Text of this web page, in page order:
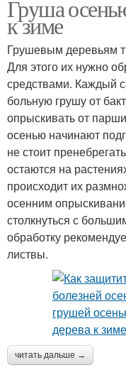
Груша
к зиме
Грушевым деревьям
Для этого их нужно
средствами. Каждый
больную грушу от
опрыскивать от
осенью начинают
не стоит
остаются на
происходит их
осенним
столкнуться с
обработку
листвы.
читать дальше →